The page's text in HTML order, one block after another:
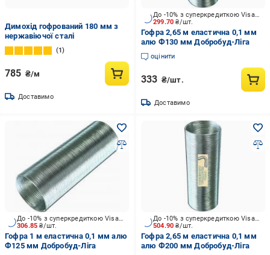
Димохід гофрований 180 мм з
нержавіючої сталі
1
785 ₴/м
Доставимо
299.70₴/шт.
До -10% з суперкредиткою Visa Вигода
Гофра 2,65 м еластична 0,1 мм
алю Ф130 мм Добробуд-Ліга
оцінити
333 ₴/шт.
Доставимо
306.85₴/шт.
До -10% з суперкредиткою Visa Вигода
Гофра 1 м еластична 0,1 мм алю
Ф125 мм Добробуд-Ліга
504.90₴/шт.
До -10% з суперкредиткою Visa Вигода
Гофра 2,65 м еластична 0,1 мм
алю Ф200 мм Добробуд-Ліга